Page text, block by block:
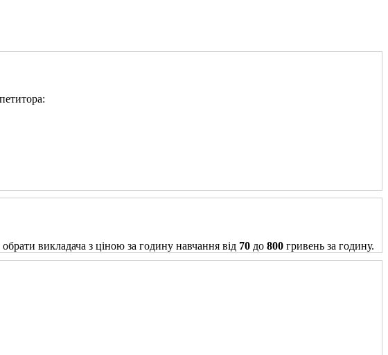
викладача з ціною за годину навчання від 70 до 800 гривень за годину.